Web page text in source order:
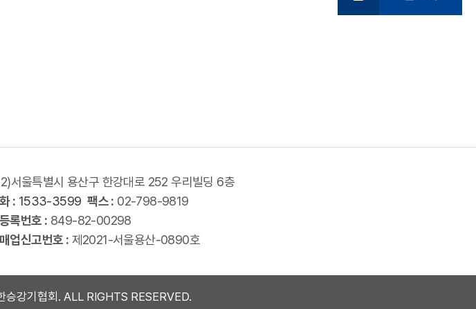
서울특별시 용산구 한강대로 252 우리빌딩 6층
: 1533-3599 팩스 : 02-798-9819
록번호 : 849-82-00298
업신고번호 : 제2021-서울용산-0890호
강기협회. ALL RIGHTS RESERVED.